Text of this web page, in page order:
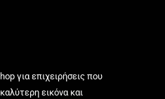
για επιχειρήσεις που
εικόνα και